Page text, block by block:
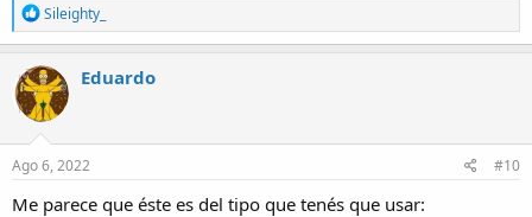
R
e
a
c
t
i
o
n
s
Sileighty_
Eduardo
Ago 6, 2022 #10
Me parece que éste es del tipo que tenés que usar: